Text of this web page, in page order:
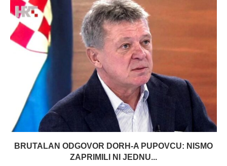
BRUTALAN ODGOVOR DORH-A PUPOVCU: NISMO
ZAPRIMILI NI JEDNU...